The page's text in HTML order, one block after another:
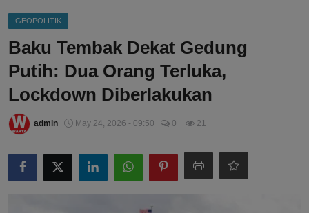
GEOPOLITIK
Baku Tembak Dekat Gedung
Putih: Dua Orang Terluka,
Lockdown Diberlakukan
admin May 24, 2026 - 09:50 0 21